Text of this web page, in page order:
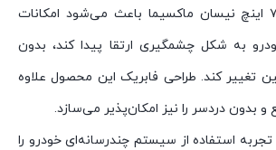
استفاده از مانیتور ۷ اینچ نیسان ماکسیما باعث می‌شود امکانات
به شکل چشمگیری ارتقا پیدا کند، بدون
تغییر کند. طراحی فابریک این محصول علاوه
و بدون دردسر را نیز امکان‌پذیر می‌سازد.
تجربه استفاده از سیستم چندرسانه‌ای خودرو را